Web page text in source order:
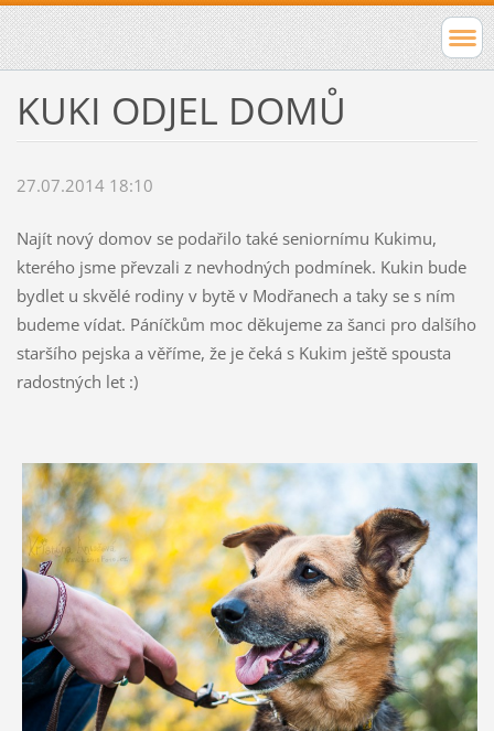
KUKI ODJEL DOMŮ
27.07.2014 18:10
Najít nový domov se podařilo také seniornímu Kukimu,
kterého jsme převzali z nevhodných podmínek. Kukin bude
bydlet u skvělé rodiny v bytě v Modřanech a taky se s ním
budeme vídat. Páníčkům moc děkujeme za šanci pro dalšího
staršího pejska a věříme, že je čeká s Kukim ještě spousta
radostných let :)